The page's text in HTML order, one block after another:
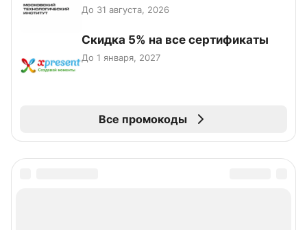
До 31 августа, 2026
Скидка 5% на все сертификаты
До 1 января, 2027
Все промокоды